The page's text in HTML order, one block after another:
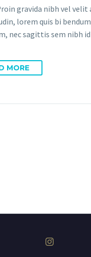
gravida nibh vel velit
lorem quis bi
nec sagittis sem nibh
MORE